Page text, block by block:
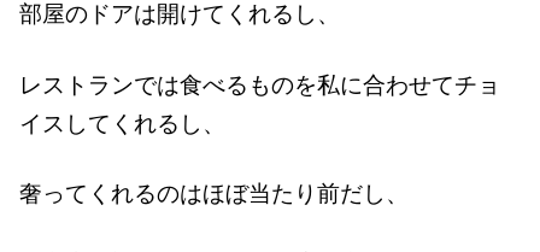
部屋のドアは開けてくれるし、
レストランでは食べるものを私に合わせてチョ
イスしてくれるし、
奢ってくれるのはほぼ当たり前だし、